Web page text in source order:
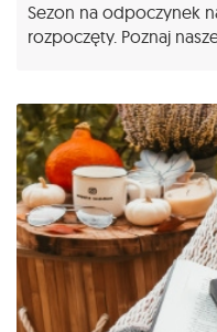
Sezon na odpoczynek
rozpoczęty. Poznaj